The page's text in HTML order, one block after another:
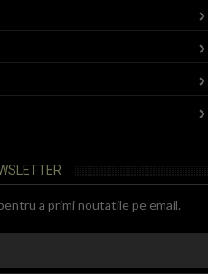
a primi noutatile pe email.